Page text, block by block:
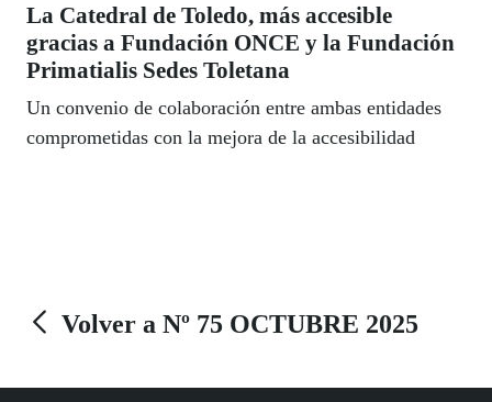
La Catedral de Toledo, más accesible
gracias a Fundación ONCE y la Fundación
Primatialis Sedes Toletana
Un convenio de colaboración entre ambas entidades
comprometidas con la mejora de la accesibilidad
Volver a Nº 75 OCTUBRE 2025